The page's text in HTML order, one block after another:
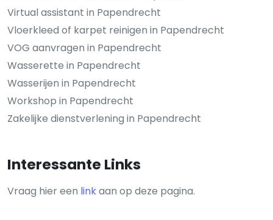
Virtual assistant in Papendrecht
Vloerkleed of karpet reinigen in Papendrecht
VOG aanvragen in Papendrecht
Wasserette in Papendrecht
Wasserijen in Papendrecht
Workshop in Papendrecht
Zakelijke dienstverlening in Papendrecht
Interessante Links
Vraag hier een linkaan op deze pagina.